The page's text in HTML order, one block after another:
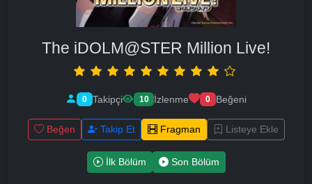
The iDOLM@STER Million Live!
0 Takipçi 10 İzlenme 0 Beğeni
Beğen Takip Et Fragman Listeye Ekle
İlk Bölüm Son Bölüm